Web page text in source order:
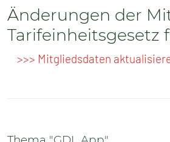
PRESSE
Änderungen der
Tarifeinheitsgesetz
>>> Mitgliedsdaten